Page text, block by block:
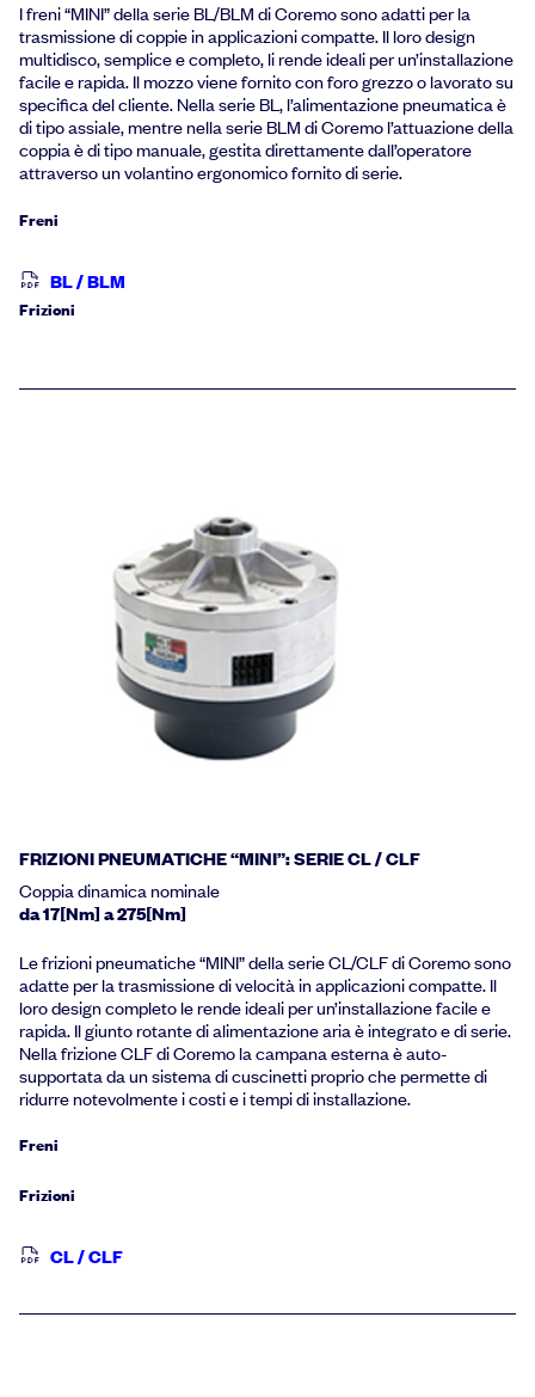
I freni “MINI” della serie BL/BLM di Coremo sono adatti per la
trasmissione di coppie in applicazioni compatte. Il loro design
multidisco, semplice e completo, li rende ideali per un’installazione
facile e rapida. Il mozzo viene fornito con foro grezzo o lavorato su
specifica del cliente. Nella serie BL, l’alimentazione pneumatica è
di tipo assiale, mentre nella serie BLM di Coremo l’attuazione della
coppia è di tipo manuale, gestita direttamente dall’operatore
attraverso un volantino ergonomico fornito di serie.
Freni
BL / BLM
Frizioni
FRIZIONI PNEUMATICHE “MINI”: SERIE CL / CLF
Coppia dinamica nominale
da 17[Nm] a 275[Nm]
Le frizioni pneumatiche “MINI” della serie CL/CLF di Coremo sono
adatte per la trasmissione di velocità in applicazioni compatte. Il
loro design completo le rende ideali per un’installazione facile e
rapida. Il giunto rotante di alimentazione aria è integrato e di serie.
Nella frizione CLF di Coremo la campana esterna è auto-
supportata da un sistema di cuscinetti proprio che permette di
ridurre notevolmente i costi e i tempi di installazione.
Freni
Frizioni
CL / CLF